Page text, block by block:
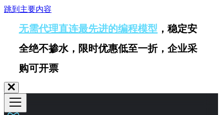
跳到主要内容
无需代理直连最先进的编程模型 ，稳定安
全绝不掺水，限时优惠低至一折，企业采
购可开票